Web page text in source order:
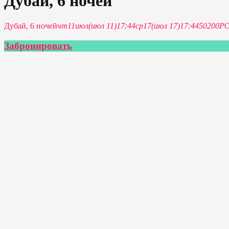
Дубай, 6 ночейчт11июл(июл 11)17:44ср17(июл 17)17:4450200Р
Забронировать